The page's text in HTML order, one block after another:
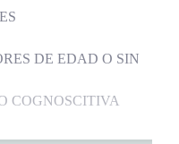
DE EDAD O SIN
COGNOSCITIVA